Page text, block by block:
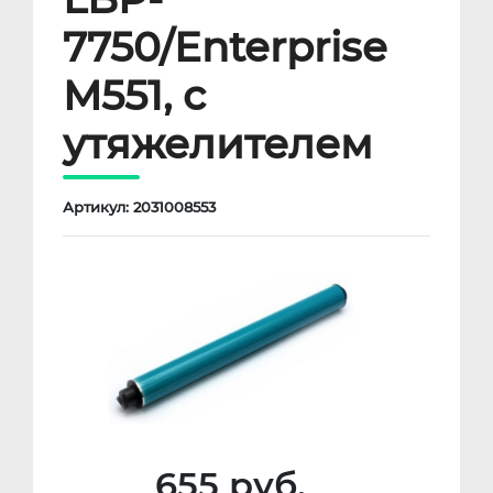
7750/Enterprise
M551, с
утяжелителем
Артикул: 2031008553